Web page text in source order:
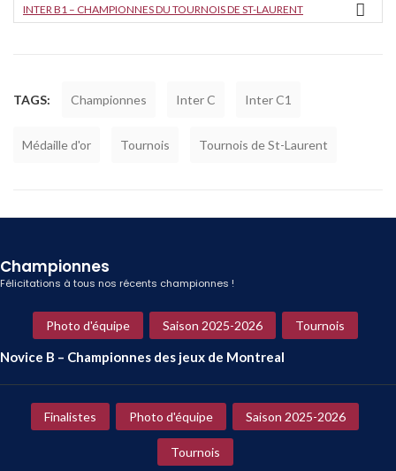
INTER B1 – CHAMPIONNES DU TOURNOIS DE ST-LAURENT
TAGS: Championnes Inter C Inter C1
Médaille d'or Tournois Tournois de St-Laurent
Championnes
Félicitations à tous nos récents championnes !
Photo d'équipe Saison 2025-2026 Tournois
Novice B – Championnes des jeux de Montreal
Finalistes Photo d'équipe Saison 2025-2026
Tournois